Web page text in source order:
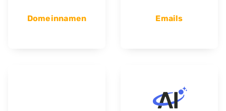
Domeinnamen Emails